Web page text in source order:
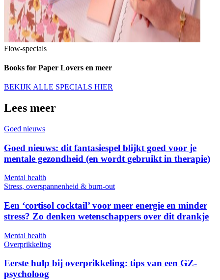
Flow-specials
Books for Paper Lovers en meer
BEKIJK ALLE SPECIALS HIER
Lees meer
Goed nieuws
Goed nieuws: dit fantasiespel blijkt goed voor je
mentale gezondheid (en wordt gebruikt in therapie)
Mental health
Stress, overspannenheid & burn-out
Een ‘cortisol cocktail’ voor meer energie en minder
stress? Zo denken wetenschappers over dit drankje
Mental health
Overprikkeling
Eerste hulp bij overprikkeling: tips van een GZ-
psycholoog